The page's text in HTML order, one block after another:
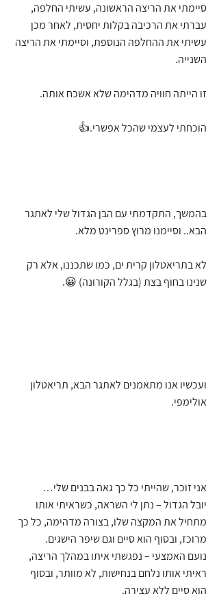
סיימתי את הריצה הראשונה, עשיתי החלפה,
עברתי את הרכיבה בקלות יחסית, לאחר מכן
עשיתי את ההחלפה הנוספת, וסיימתי את הריצה
השנייה.
זו הייתה חוויה מדהימה שלא אשכח אותה.
הוכחתי לעצמי שהכל אפשרי.👍
בהמשך, התקדמתי עם הבן הגדול שלי לאתגר
הבא.. וסיימנו מרוץ ספרינט מלא.
לא בתריאטלון קרית ים, כמו שתכננו, אלא רק
שנינו בחוף בצת (בגלל הקורונה) 😀.
ועכשיו אנו מתאמנים לאתגר הבא, תריאטלון
אולימפי.
אני זוכר, שהייתי כל כך גאה בבנים שלי…
יובל הגדול – נתן לי השראה, כשראיתי אותו
מתחיל את המקצה שלו, בצורה מדהימה, כל כך
מרוכז, ובסוף הוא סיים וגם שיפר הישגים.
נועם האמצעי – נפגשתי איתו במהלך הריצה,
ראיתי אותו נלחם בנחישות, לא מוותר, ובסוף
הוא סיים ללא עצירה.